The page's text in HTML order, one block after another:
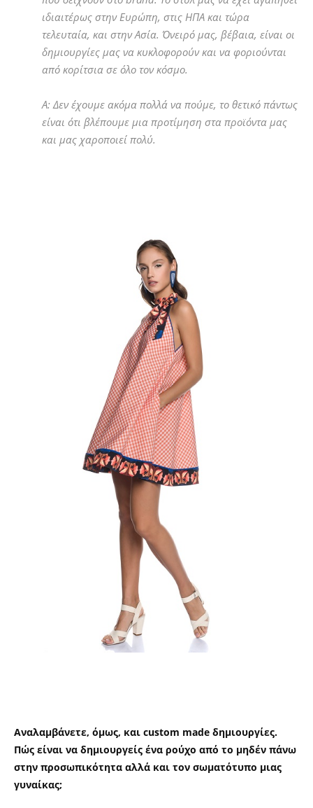
ιδιαιτέρως στην Ευρώπη, στις ΗΠΑ και τώρα
τελευταία, και στην Ασία. Όνειρό μας, βέβαια, είναι οι
δημιουργίες μας να κυκλοφορούν και να φοριούνται
από κορίτσια σε όλο τον κόσμο.
Α: Δεν έχουμε ακόμα πολλά να πούμε, το θετικό πάντως
είναι ότι βλέπουμε μια προτίμηση στα προϊόντα μας
και μας χαροποιεί πολύ.
Αναλαμβάνετε, όμως, και custom made δημιουργίες.
Πώς είναι να δημιουργείς ένα ρούχο από το μηδέν πάνω
στην προσωπικότητα αλλά και τον σωματότυπο μιας
γυναίκας;